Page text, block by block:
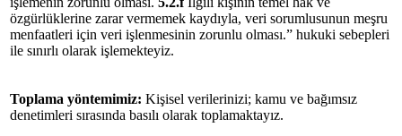
özgürlüklerine zarar vermemek kaydıyla, veri sorumlusunun meşru
menfaatleri için veri işlenmesinin zorunlu olması.” hukuki sebepleri
ile sınırlı olarak işlemekteyiz.
Toplama yöntemimiz: Kişisel verilerinizi; kamu ve bağımsız
denetimleri sırasında basılı olarak toplamaktayız.